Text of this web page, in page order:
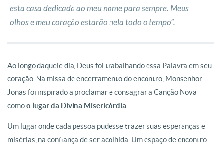
esta casa dedicada ao meu nome para sempre. Meus
olhos e meu coração estarão nela todo o tempo”.
Ao longo daquele dia, Deus foi trabalhando essa Palavra em seu
coração. Na missa de encerramento do encontro, Monsenhor
Jonas foi inspirado a proclamar e consagrar a Canção Nova
comoo lugar da Divina Misericórdia
Um lugar onde cada pessoa pudesse trazer suas esperanças e
misérias, na confiança de ser acolhida. Um espaço de encontro